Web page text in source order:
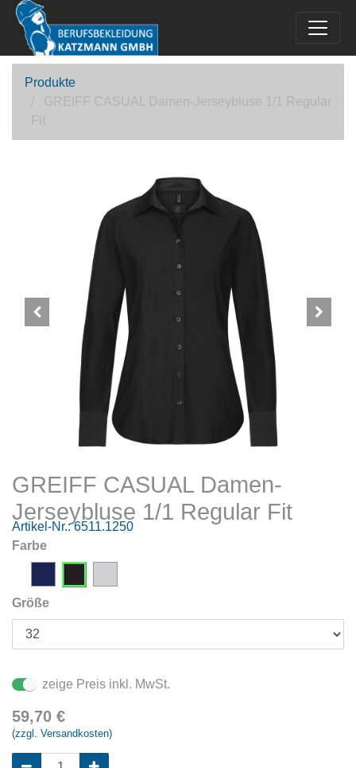
Produkte
GREIFF CASUAL Damen-Jerseybluse 1/1 Regular
Fit
GREIFF CASUAL Damen-
Jerseybluse 1/1 Regular Fit
Artikel-Nr.: 6511.1250
Farbe
Größe
zeige Preis inkl. MwSt.
59,70 €
(zzgl. Versandkosten)